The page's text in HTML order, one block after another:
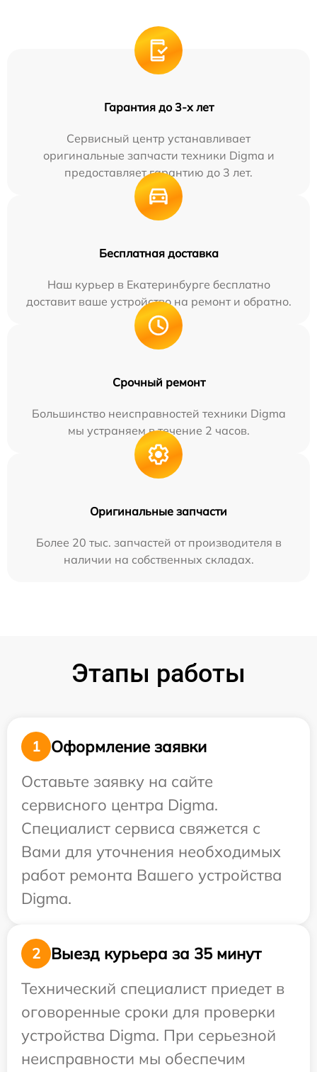
Гарантия до 3-х лет
Сервисный центр устанавливает
оригинальные запчасти техники Digma и
предоставляет гарантию до 3 лет.
Бесплатная доставка
Наш курьер в Екатеринбурге бесплатно
доставит ваше устройство на ремонт и обратно.
Срочный ремонт
Большинство неисправностей техники Digma
мы устраняем в течение 2 часов.
Оригинальные запчасти
Более 20 тыс. запчастей от производителя в
наличии на собственных складах.
Этапы работы
1
Оформление заявки
Оставьте заявку на сайте
сервисного центра Digma.
Специалист сервиса свяжется с
Вами для уточнения необходимых
работ ремонта Вашего устройства
Digma.
2
Выезд курьера за 35 минут
Технический специалист приедет в
оговоренные сроки для проверки
устройства Digma. При серьезной
неисправности мы обеспечим